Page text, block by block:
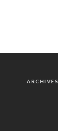
ARCHIVES